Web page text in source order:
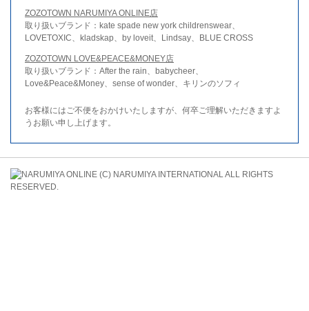
ZOZOTOWN NARUMIYA ONLINE店
取り扱いブランド：kate spade new york childrenswear、
LOVETOXIC、kladskap、by loveit、Lindsay、BLUE CROSS
ZOZOTOWN LOVE&PEACE&MONEY店
取り扱いブランド：After the rain、babycheer、
Love&Peace&Money、sense of wonder、キリンのソフィ
お客様にはご不便をおかけいたしますが、何卒ご理解いただきますよ
うお願い申し上げます。